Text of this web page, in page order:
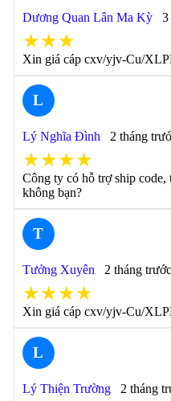
Dương Quan Lân Ma Kỳ 3
★★★
Xin giá cáp cxv/yjv-Cu/
L
Lý Nghĩa Đình 2 tháng
★★★★
Công ty có hỗ trợ ship code,
không bạn?
T
Tưởng Xuyên 2 tháng trước
★★★★
Xin giá cáp cxv/yjv-Cu/
L
Lý Thiện Trường 2 tháng